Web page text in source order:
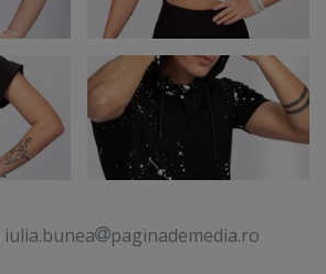
iulia.bunea paginademedia.ro